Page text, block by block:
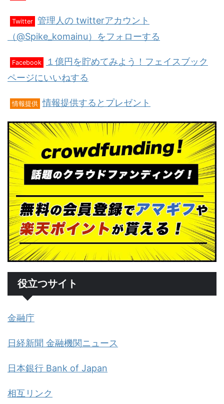
Twitter 管理人の twitterアカウント
（@Spike_komainu）をフォローする
Facebook
１億円を貯めてみよう！フェイスブック
ページにいいねする
情報提供 情報提供するとプレゼント
役立つサイト
金融庁
日経新聞 金融機関ニュース
日本銀行 Bank of Japan
相互リンク